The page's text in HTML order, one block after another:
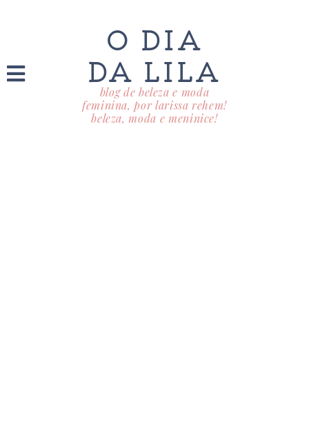
O DIA
DA LILA
blog de beleza e moda
feminina, por larissa rehem!
beleza, moda e meninice!